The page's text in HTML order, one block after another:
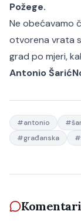
Požege.
Ne obećavamo
otvorena vrata
grad po mjeri,
Antonio Šarić
#antonio #
#građanska #
Komentari